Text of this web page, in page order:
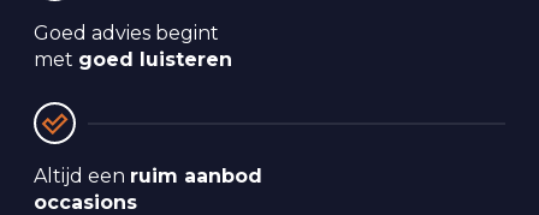
Goed advies begint
met goed luisteren
Altijd een ruim aanbod
occasions